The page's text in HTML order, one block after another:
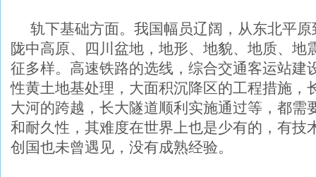
轨下基础方面。我国幅员辽阔，从东北平
陇中高原、四川盆地，地形、地貌、地质、地
征多样。高速铁路的选线，综合交通客运站建
性黄土地基处理，大面积沉降区的工程措施，
大河的跨越，长大隧道顺利实施通过等，都需
和耐久性，其难度在世界上也是少有的，有技
创国也未曾遇见，没有成熟经验。